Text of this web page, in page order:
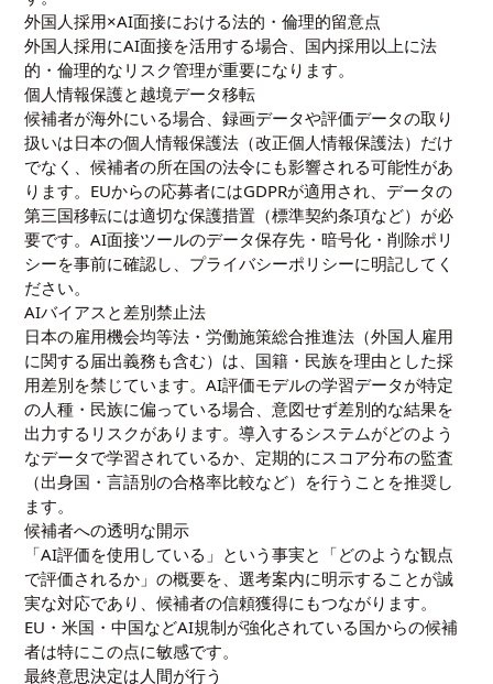
外国人採用×AI面接における法的・倫理的留意点
外国人採用にAI面接を活用する場合、国内採用以上に法
的・倫理的なリスク管理が重要になります。
個人情報保護と越境データ移転
候補者が海外にいる場合、録画データや評価データの取り
扱いは日本の個人情報保護法（改正個人情報保護法）だけ
でなく、候補者の所在国の法令にも影響される可能性があ
ります。EUからの応募者にはGDPRが適用され、データの
第三国移転には適切な保護措置（標準契約条項など）が必
要です。AI面接ツールのデータ保存先・暗号化・削除ポリ
シーを事前に確認し、プライバシーポリシーに明記してく
ださい。
AIバイアスと差別禁止法
日本の雇用機会均等法・労働施策総合推進法（外国人雇用
に関する届出義務も含む）は、国籍・民族を理由とした採
用差別を禁じています。AI評価モデルの学習データが特定
の人種・民族に偏っている場合、意図せず差別的な結果を
出力するリスクがあります。導入するシステムがどのよう
なデータで学習されているか、定期的にスコア分布の監査
（出身国・言語別の合格率比較など）を行うことを推奨し
ます。
候補者への透明な開示
「AI評価を使用している」という事実と「どのような観点
で評価されるか」の概要を、選考案内に明示することが誠
実な対応であり、候補者の信頼獲得にもつながります。
EU・米国・中国などAI規制が強化されている国からの候補
者は特にこの点に敏感です。
最終意思決定は人間が行う